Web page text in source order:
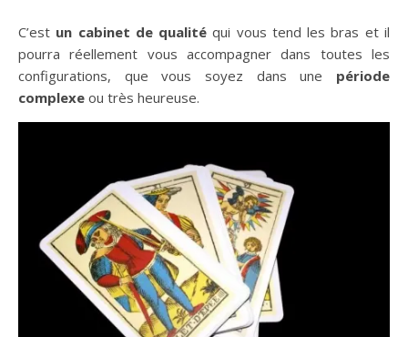
C’est un cabinet de qualité qui vous tend les bras et il
pourra réellement vous accompagner dans toutes les
configurations, que vous soyez dans une période
complexe ou très heureuse.